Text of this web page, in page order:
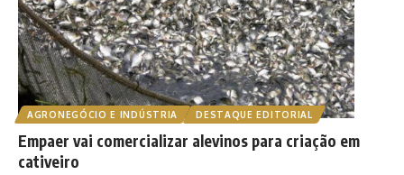
AGRONEGÓCIO E INDÚSTRIA DESTAQUE EDITORIAL
Empaer vai comercializar alevinos para criação em
cativeiro